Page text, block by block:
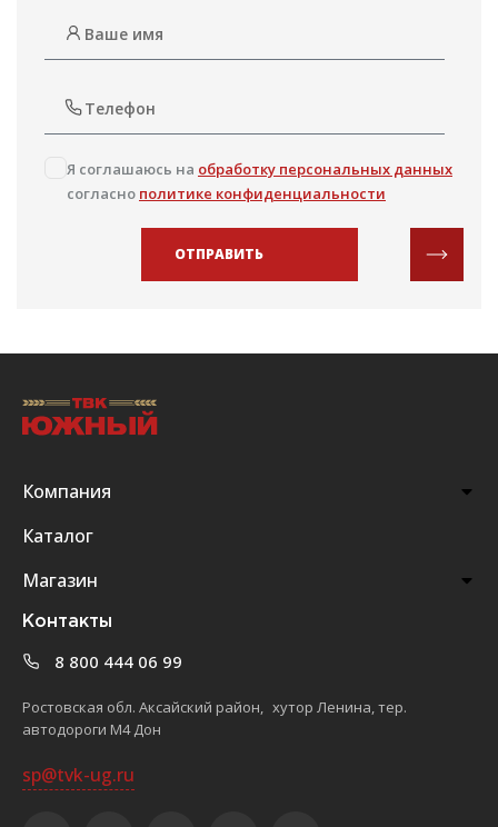
Я соглашаюсь на обработку персональных данных
согласно политике конфиденциальности
ОТПРАВИТЬ
Компания
Каталог
Магазин
Контакты
8 800 444 06 99
Ростовская обл. Аксайский район, хутор Ленина, тер.
автодороги М4 Дон
sp@tvk-ug.ru